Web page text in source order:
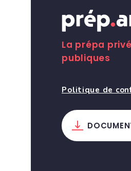
La prépa
publiques
Politique de